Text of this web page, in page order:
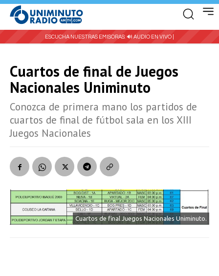
ESCUCHA NUESTRAS EMISORAS: 🔊 AUDIO EN VIVO |
Cuartos de final de Juegos
Nacionales Uniminuto
Conozca de primera mano los partidos de
cuartos de final de fútbol sala en los XIII
Juegos Nacionales
Cuartos de final Juegos Nacionales Uniminuto.